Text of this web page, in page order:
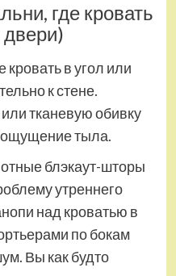
где кровать
двери)
кровать в угол или
к стене.
тканевую обивку
ощущение тыла.
блэкаут-шторы
утреннего
над кроватью в
по бокам
Вы как будто